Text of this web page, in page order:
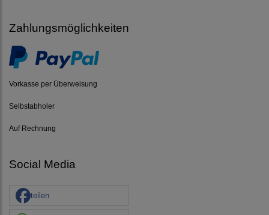
Zahlungsmöglichkeiten
Vorkasse per Überweisung
Selbstabholer
Auf Rechnung
Social Media
teilen